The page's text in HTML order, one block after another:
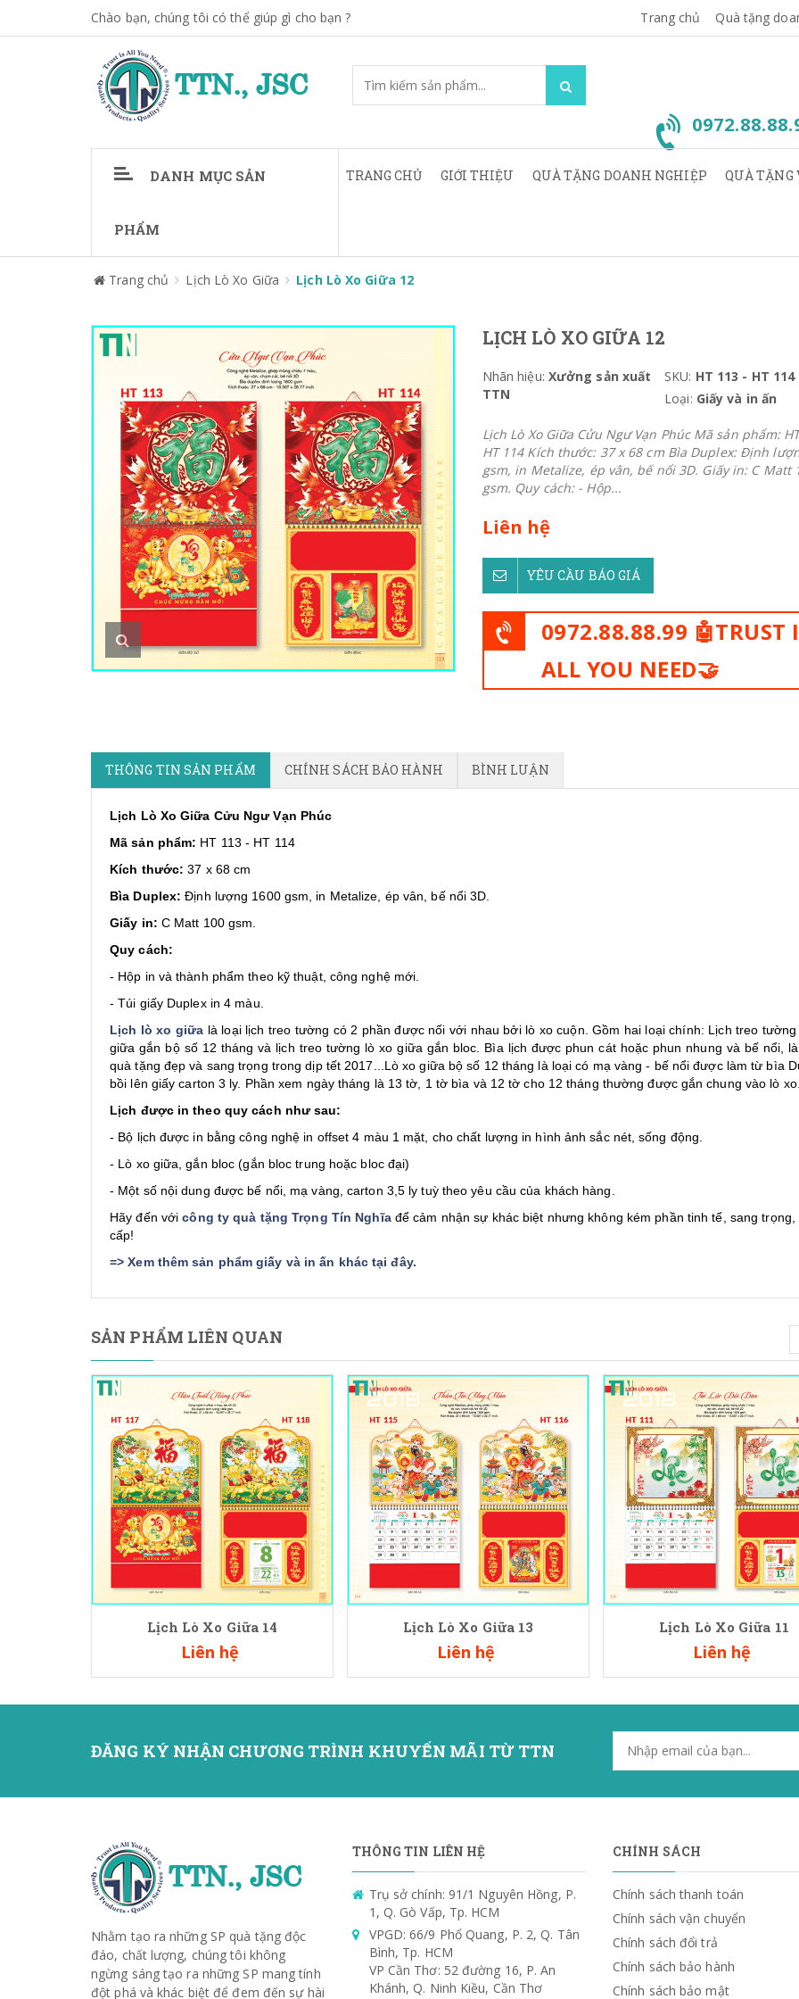
Chào bạn, chúng tôi có thể giúp gì cho bạn ? Trang chủ Quà tặng
DANH MỤC SẢN
PHẨM
TRANG CHỦ GIỚI THIỆU QUÀ TẶNG DOANH NGHIỆP QUÀ TẶNG
Trang chủ Lịch Lò Xo Giữa Lịch Lò Xo Giữa 12
LỊCH LÒ XO GIỮA 12
Nhãn hiệu: Xưởng sản xuất
TTN
SKU: HT 113 - HT 114
Loại: Giấy và in ấn
Lịch Lò Xo Giữa Cửu Ngư Vạn Phúc Mã sản phẩm:
HT 114 Kích thước: 37 x 68 cm Bìa Duplex: Định
gsm, in Metalize, ép vân, bế nổi 3D. Giấy in: C Matt
gsm. Quy cách: - Hộp...
Liên hệ
YÊU CẦU BÁO GIÁ
0972.88.88.99 🤖TRUST
ALL YOU NEED🤝
THÔNG TIN SẢN PHẨM CHÍNH SÁCH BẢO HÀNH BÌNH LUẬN
Lịch Lò Xo Giữa Cửu Ngư Vạn Phúc
Mã sản phẩm: HT 113 - HT 114
Kích thước: 37 x 68 cm
Bìa Duplex: Định lượng 1600 gsm, in Metalize, ép vân, bế nổi 3D.
Giấy in: C Matt 100 gsm.
Quy cách:
- Hộp in và thành phẩm theo kỹ thuật, công nghệ mới.
- Túi giấy Duplex in 4 màu.
Lịch lò xo giữa là loại lịch treo tường có 2 phần được nối với nhau bởi lò xo cuộn. Gồm hai loại chính: Lịch treo tường
giữa gắn bộ số 12 tháng và lịch treo tường lò xo giữa gắn bloc. Bìa lịch được phun cát hoặc phun nhung và bế nổi,
quà tặng đẹp và sang trọng trong dịp tết 2017...Lò xo giữa bộ số 12 tháng là loại có mạ vàng - bế nổi được làm từ bìa
bồi lên giấy carton 3 ly. Phần xem ngày tháng là 13 tờ, 1 tờ bìa và 12 tờ cho 12 tháng thường được gắn chung vào lò xo.
Lịch được in theo quy cách như sau:
- Bộ lịch được in bằng công nghệ in offset 4 màu 1 mặt, cho chất lượng in hình ảnh sắc nét, sống động.
- Lò xo giữa, gắn bloc (gắn bloc trung hoặc bloc đại)
- Một số nội dung được bế nổi, mạ vàng, carton 3,5 ly tuỳ theo yêu cầu của khách hàng.
Hãy đến vớicông ty quà tặng Trọng Tín Nghĩađể cảm nhận sự khác biệt nhưng không kém phần tinh tế, sang trọng,
cấp!
=>Xem thêm sản phẩm giấy và in ấn khác tại đây.
SẢN PHẨM LIÊN QUAN
Lịch Lò Xo Giữa 14
Liên hệ
Lịch Lò Xo Giữa 13
Liên hệ
Lịch Lò Xo Giữa 11
Liên hệ
ĐĂNG KÝ NHẬN CHƯƠNG TRÌNH KHUYẾN MÃI TỪ TTN
Nhằm tạo ra những SP quà tặng độc
đáo, chất lượng, chúng tôi không
ngừng sáng tạo ra những SP mang tính
đột phá và khác biệt để đem đến sự hài
THÔNG TIN LIÊN HỆ
Trụ sở chính: 91/1 Nguyên Hồng, P.
1, Q. Gò Vấp, Tp. HCM
VPGD: 66/9 Phổ Quang, P. 2, Q. Tân
Bình, Tp. HCM
VP Cần Thơ: 52 đường 16, P. An
Khánh, Q. Ninh Kiều, Cần Thơ
CHÍNH SÁCH
Chính sách thanh toán
Chính sách vận chuyển
Chính sách đổi trả
Chính sách bảo hành
Chính sách bảo mật